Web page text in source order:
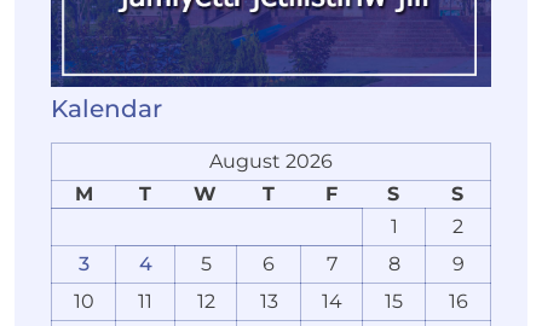
Kalendar
August 2026
M
T W T F S
S
1
2
3
4 5 6 7 8
9
10
11 12 13 14 15
16